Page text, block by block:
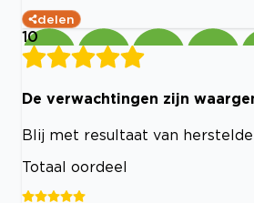
delen
10
De verwachtingen zijn
Blij met resultaat van
Totaal oordeel